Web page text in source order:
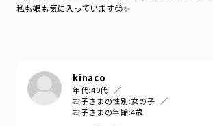
私も娘も気に入っています😊✨
kinaco
年代:40代
お子さまの性別:女の子
お子さまの年齢:4歳